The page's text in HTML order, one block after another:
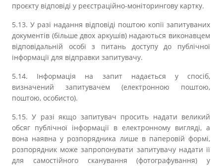
проєкту відповіді у реєстраційно-моніторингову картку.
5.13. У разі надання відповіді поштою копії запитуваних
документів (більше двох аркушів) надаються виконавцем
відповідальній особі з питань доступу до публічної
інформації для відправки запитувачу.
5.14. Інформація на запит надається у спосіб,
визначений запитувачем (електронною поштою,
поштою, особисто).
5.15. У разі якщо запитувач просить надати великий
обсяг публічної інформації в електронному вигляді, а
вона наявна у розпорядника лише в паперовій формі,
розпорядник може запропонувати запитувачу надати її
для самостійного сканування (фотографування) у